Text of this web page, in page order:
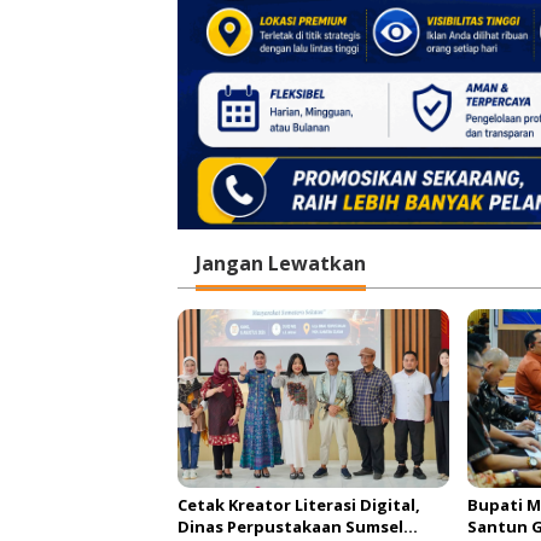
Jangan Lewatkan
Cetak Kreator Literasi Digital,
Dinas Perpustakaan Sumsel
Bupati
Santun